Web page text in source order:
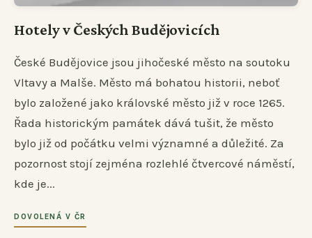
Hotely v Českých Budějovicích
České Budějovice jsou jihočeské město na soutoku
Vltavy a Malše. Město má bohatou historii, neboť
bylo založené jako královské město již v roce 1265.
Řada historickým památek dává tušit, že město
bylo již od počátku velmi významné a důležité. Za
pozornost stojí zejména rozlehlé čtvercové náměstí,
kde je...
DOVOLENÁ V ČR